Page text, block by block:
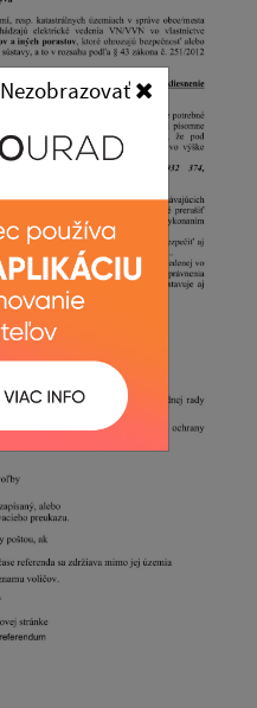
Nezobrazovať